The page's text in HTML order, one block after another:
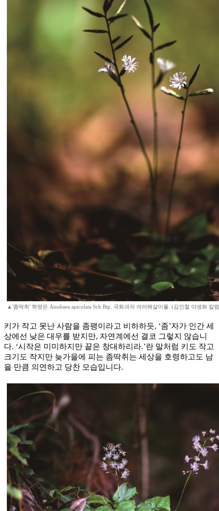
▲'좀딱취' 학명은 Ainsliaea apiculata Sch.Bip. 국화과의 여러해살이풀. (김인철 야생화 칼
키가 작고 못난 사람을 좀팽이라고 비하하듯, ‘좀’자가 인간 세
상에선 낮은 대우를 받지만, 자연계에선 결코 그렇지 않습니
다. ‘시작은 미미하지만 끝은 창대하리라.’란 말처럼 키도 작고
크기도 작지만 늦가을에 피는 좀딱취는 세상을 호령하고도 남
을 만큼 의연하고 당찬 모습입니다.